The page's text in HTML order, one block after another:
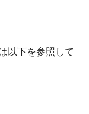
以下を参照して